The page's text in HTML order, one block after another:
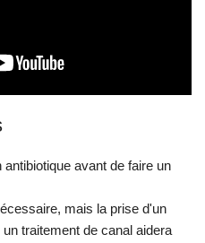
avant de faire un
mais la prise d'un
traitement de canal aidera